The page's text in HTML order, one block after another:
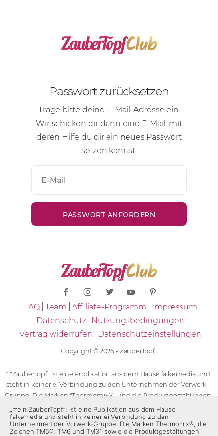
Passwort zurücksetzen
Trage bitte deine E-Mail-Adresse ein.
Wir schicken dir dann eine E-Mail , mit
deren Hilfe du dir ein neues Passwort
setzen kannst.
FAQ Team Affiliate-Programm
Impressum
Datenschutz
Nutzungsbedingungen
Vertrag widerrufen
Datenschutzeinstellungen
Copyright © 2026 - ZauberTopf
* "ZauberTopf" ist eine Publikation aus dem Hause falkemedia und
steht in keinerlei Verbindung zu den Unternehmen der Vorwerk-
Gruppe. Die Marken "Thermomix®" und die Produktgestaltungen
des "Thermomix®" sind eingetragene Marken der Unternehmen
der Vorwerk-Gruppe. Die Marken Thermomix®, die Zeichen TM5®,
TM6 und TM31 sowie die Produktgestaltungen des Thermomix®
„mein ZauberTopf”; ist eine Publikation aus dem Hause
falkemedia und steht in keinerlei Verbindung zu den
Unternehmen der Vorwerk-Gruppe. Die Marken Thermomix®, die
Zeichen TM5®, TM6 und TM31 sowie die Produktgestaltungen